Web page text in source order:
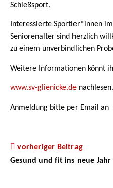
Schießsport.
Interessierte Sportler*innen
Seniorenalter sind herzlich
zu einem unverbindlichen
Weitere Informationen könnt
www.sv-glienicke.de nachlesen.
Anmeldung bitte per Email an
vorheriger Beitrag
Gesund und fit ins neue Jahr